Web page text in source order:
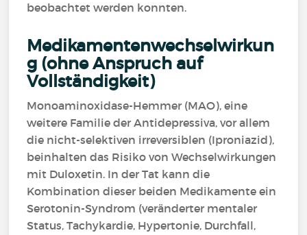
beobachtet werden konnten.
Medikamentenwechselwirkun
g (ohne Anspruch auf
Vollständigkeit)
Monoaminoxidase-Hemmer (MAO), eine
weitere Familie der Antidepressiva, vor allem
die nicht-selektiven irreversiblen (Iproniazid),
beinhalten das Risiko von Wechselwirkungen
mit Duloxetin. In der Tat kann die
Kombination dieser beiden Medikamente ein
Serotonin-Syndrom (veränderter mentaler
Status, Tachykardie, Hypertonie, Durchfall,